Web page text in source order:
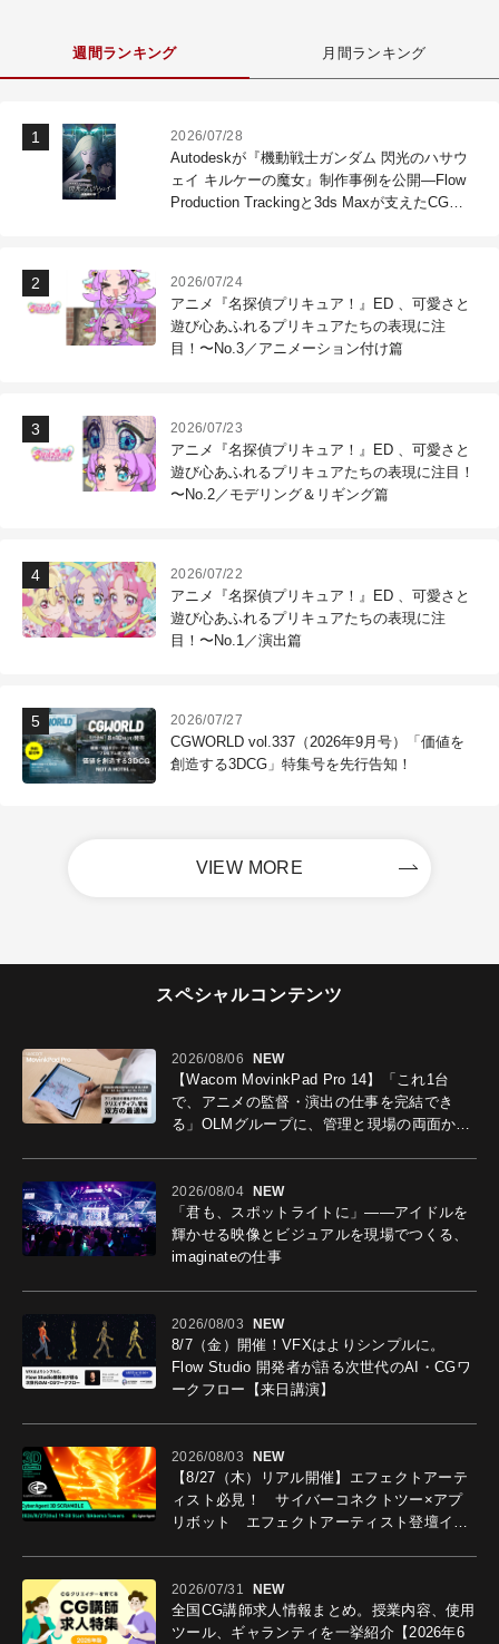
週間ランキング 月間ランキング
2026/07/28
Autodeskが『機動戦士ガンダム 閃光のハサウ
ェイ キルケーの魔女』制作事例を公開―Flow
Production Trackingと3ds Maxが支えたCG制
2026/07/24
アニメ『名探偵プリキュア！』ED 、可愛さと
遊び心あふれるプリキュアたちの表現に注
目！〜No.3／アニメーション付け篇
2026/07/23
アニメ『名探偵プリキュア！』ED 、可愛さと
遊び心あふれるプリキュアたちの表現に注目！
〜No.2／モデリング＆リギング篇
2026/07/22
アニメ『名探偵プリキュア！』ED 、可愛さと
遊び心あふれるプリキュアたちの表現に注
目！〜No.1／演出篇
2026/07/27
CGWORLD vol.337（2026年9月号）「価値を
創造する3DCG」特集号を先行告知！
VIEW MORE
スペシャルコンテンツ
2026/08/06 NEW
【Wacom MovinkPad Pro 14】「これ1台
で、アニメの監督・演出の仕事を完結でき
る」OLMグループに、管理と現場の両面から
2026/08/04 NEW
「君も、スポットライトに」――アイドルを
輝かせる映像とビジュアルを現場でつくる、
imaginateの仕事
2026/08/03 NEW
8/7（金）開催！VFXはよりシンプルに。
Flow Studio 開発者が語る次世代のAI・CGワ
ークフロー【来日講演】
2026/08/03 NEW
【8/27（木）リアル開催】エフェクトアーテ
ィスト必見！ サイバーコネクトツー×アプ
リボット エフェクトアーティスト登壇イベ
2026/07/31 NEW
全国CG講師求人情報まとめ。授業内容、使用
ツール、ギャランティを一挙紹介【2026年6